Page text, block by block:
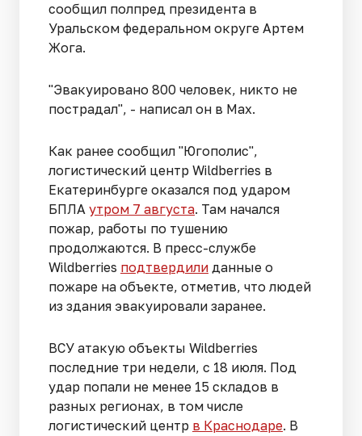
сообщил полпред президента в
Уральском федеральном округе Артем
Жога.
"Эвакуировано 800 человек, никто не
пострадал", - написал он в Max.
Как ранее сообщил "Югополис",
логистический центр Wildberries в
Екатеринбурге оказался под ударом
БПЛА утром 7 августа. Там начался
пожар, работы по тушению
продолжаются. В пресс-службе
Wildberries подтвердили данные о
пожаре на объекте, отметив, что людей
из здания эвакуировали заранее.
ВСУ атакую объекты Wildberries
последние три недели, с 18 июля. Под
удар попали не менее 15 складов в
разных регионах, в том числе
логистический центр в Краснодаре. В